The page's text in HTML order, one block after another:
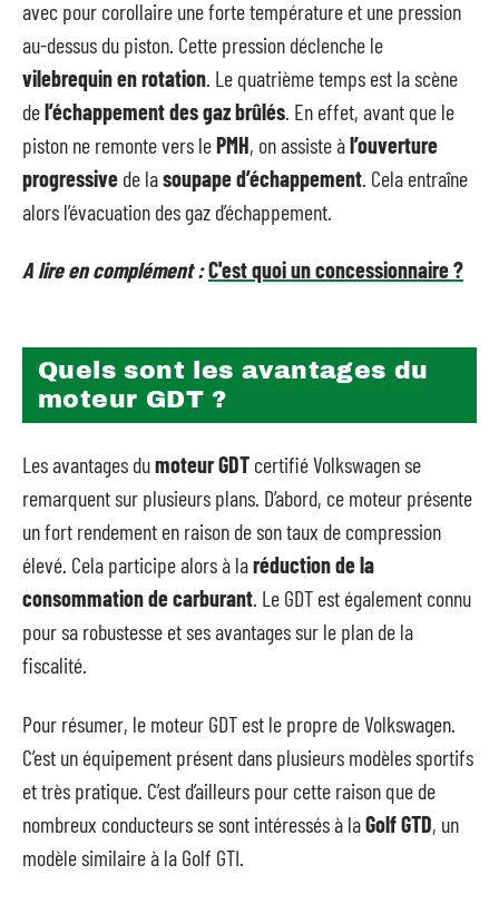
avec pour corollaire une forte température et une pression
au-dessus du piston. Cette pression déclenche le
vilebrequin en rotation . Le quatrième temps est la scène
del’échappement des gaz brûlés . En effet, avant que le
piston ne remonte vers lePMH, on assiste àl’ouverture
progressive de lasoupape d’échappement . Cela entraîne
alors l’évacuation des gaz d’échappement.
A lire en complément :C'est quoi un concessionnaire ?
Quels sont les avantages du
moteur GDT ?
Les avantages dumoteur GDT certifié Volkswagen se
remarquent sur plusieurs plans. D’abord, ce moteur présente
un fort rendement en raison de son taux de compression
élevé. Cela participe alors à laréduction de la
consommation de carburant. Le GDT est également connu
pour sa robustesse et ses avantages sur le plan de la
fiscalité.
Pour résumer, le moteur GDT est le propre de Volkswagen.
C’est un équipement présent dans plusieurs modèles sportifs
et très pratique. C’est d’ailleurs pour cette raison que de
nombreux conducteurs se sont intéressés à laGolf GTD, un
modèle similaire à la Golf GTI.